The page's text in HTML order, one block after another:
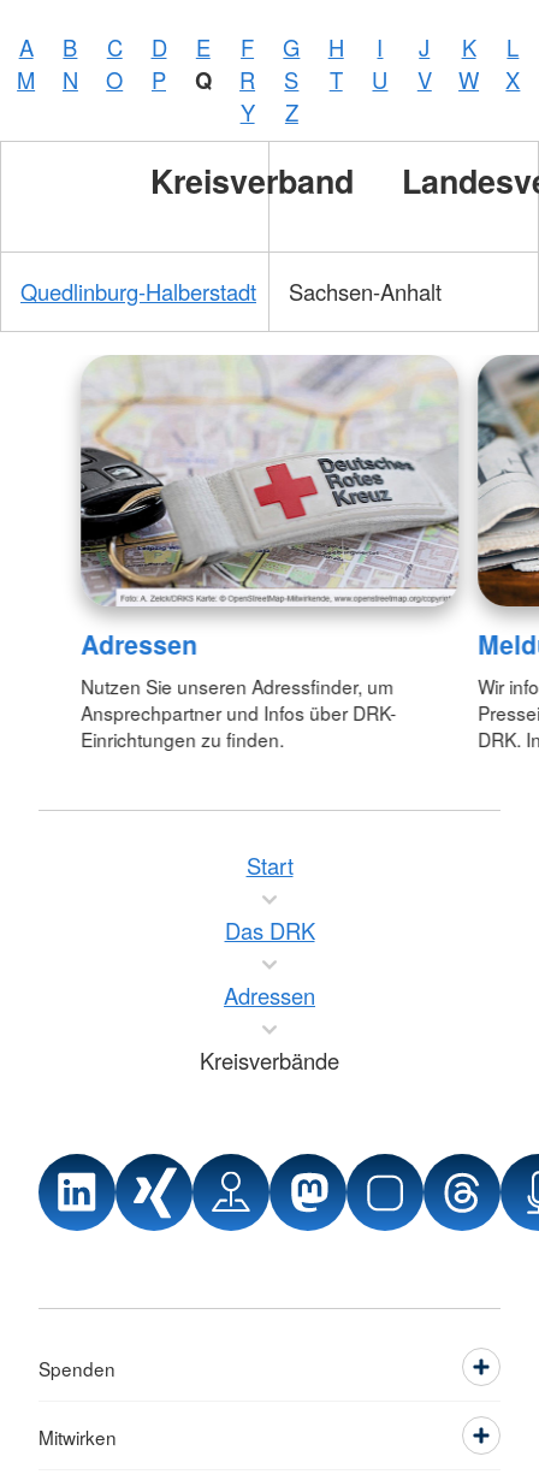
A B C D E F G H I J K
L
M
N O P Q R S T U V W
X
Y
Z
Kreisverband
Quedlinburg-Halberstadt Sachsen-Anhalt
Adressen
Nutzen Sie unseren Adressfinder, um
Ansprechpartner und Infos über DRK-
Einrichtungen zu finden.
Wir
DRK.
Start
Das DRK
Adressen
Kreisverbände
Spenden
Mitwirken